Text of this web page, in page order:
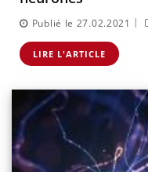
Publié le 27.02.2021 |
LIRE L'ARTICLE